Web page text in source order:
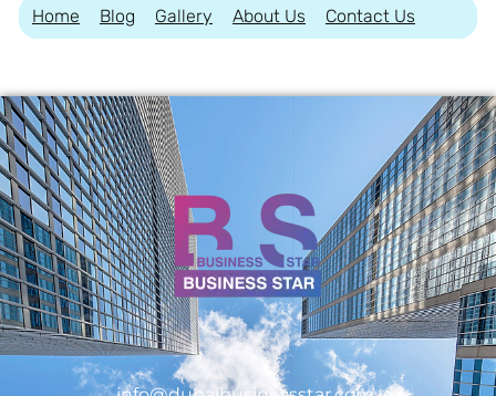
Home Blog Gallery About Us Contact Us